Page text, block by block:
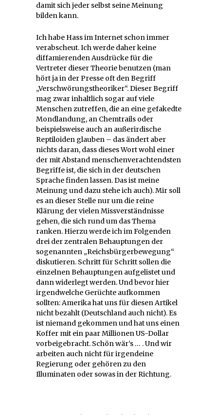
damit sich jeder selbst seine Meinung
bilden kann.
Ich habe Hass im Internet schon immer
verabscheut. Ich werde daher keine
diffamierenden Ausdrücke für die
Vertreter dieser Theorie benutzen (man
hört ja in der Presse oft den Begriff
„Verschwörungstheoriker“. Dieser Begriff
mag zwar inhaltlich sogar auf viele
Menschen zutreffen, die an eine gefakedte
Mondlandung, an Chemtrails oder
beispielsweise auch an außerirdische
Reptiloiden glauben – das ändert aber
nichts daran, dass dieses Wort wohl einer
der mit Abstand menschenverachtendsten
Begriffe ist, die sich in der deutschen
Sprache finden lassen. Das ist meine
Meinung und dazu stehe ich auch). Mir soll
es an dieser Stelle nur um die reine
Klärung der vielen Missverständnisse
gehen, die sich rund um das Thema
ranken. Hierzu werde ich im Folgenden
drei der zentralen Behauptungen der
sogenannten „Reichsbürgerbewegung“
diskutieren. Schritt für Schritt sollen die
einzelnen Behauptungen aufgelistet und
dann widerlegt werden. Und bevor hier
irgendwelche Gerüchte aufkommen
sollten: Amerika hat uns für diesen Artikel
nicht bezahlt (Deutschland auch nicht). Es
ist niemand gekommen und hat uns einen
Koffer mit ein paar Millionen US-Dollar
vorbeigebracht. Schön wär’s … . Und wir
arbeiten auch nicht für irgendeine
Regierung oder gehören zu den
Illuminaten oder sowas in der Richtung.